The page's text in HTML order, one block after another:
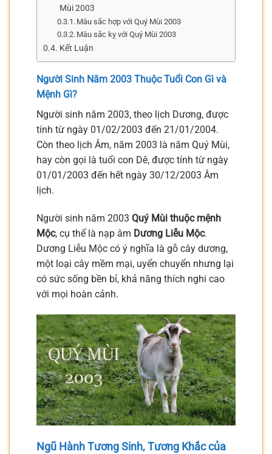
Mùi 2003
Màu sắc hợp với Quý Mùi 2003
Màu sắc kỵ với Quý Mùi 2003
Kết Luận
Người Sinh Năm 2003 Thuộc Tuổi Con Gì và
Mệnh Gì?
Người sinh năm 2003, theo lịch Dương, được
tính từ ngày 01/02/2003 đến 21/01/2004.
Còn theo lịch Âm, năm 2003 là năm Quý Mùi,
hay còn gọi là tuổi con Dê, được tính từ ngày
01/01/2003 đến hết ngày 30/12/2003 Âm
lịch.
Người sinh năm 2003 Quý Mùi thuộc mệnh
Mộc, cụ thể là nạp âm Dương Liễu Mộc.
Dương Liễu Mộc có ý nghĩa là gỗ cây dương,
một loại cây mềm mại, uyển chuyển nhưng lại
có sức sống bền bỉ, khả năng thích nghi cao
với mọi hoàn cảnh.
Ngũ Hành Tương Sinh, Tương Khắc của